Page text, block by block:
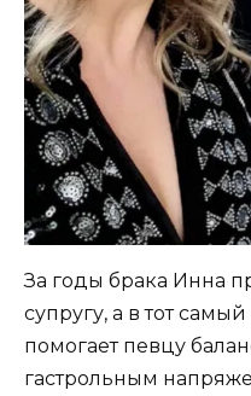
За годы брака Инна
супругу, а в тот
помогает певцу
гастрольным